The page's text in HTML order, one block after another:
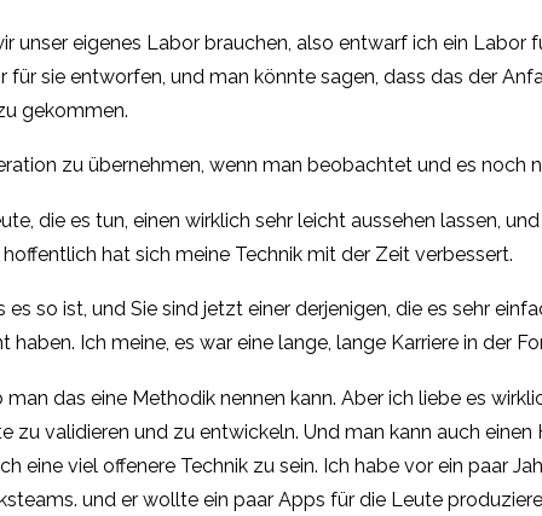
unser eigenes Labor brauchen, also entwarf ich ein Labor
sie entworfen, und man könnte sagen, dass das der
gekommen.
zu übernehmen, wenn man beobachtet und es noch
die es tun, einen wirklich sehr leicht aussehen lassen,
hat sich meine Technik mit der Zeit verbessert.
so ist, und Sie sind jetzt einer derjenigen, die es sehr
Ich meine, es war eine lange, lange Karriere in der
man das eine Methodik nennen kann. Aber ich liebe es
zu validieren und zu entwickeln. Und man kann auch
eine viel offenere Technik zu sein. Ich habe vor ein paar
und er wollte ein paar Apps für die Leute